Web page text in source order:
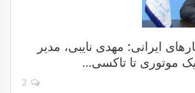
ایرانی: مهدی نایبی، مدیر
موتوری تا تاکسی…